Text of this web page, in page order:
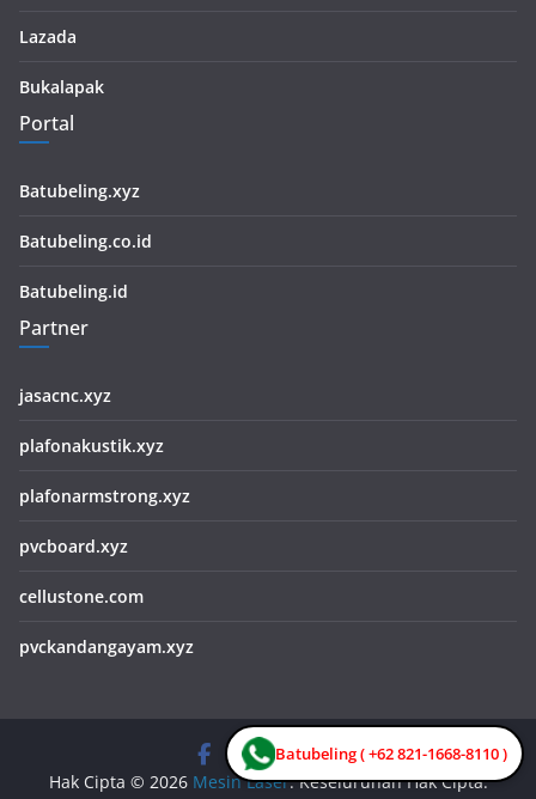
Lazada
Bukalapak
Portal
Batubeling.xyz
Batubeling.co.id
Batubeling.id
Partner
jasacnc.xyz
plafonakustik.xyz
plafonarmstrong.xyz
pvcboard.xyz
cellustone.com
pvckandangayam.xyz
Hak Cipta © 2026 Mesin Laser. Keseluruhan Hak Cipta.
Batubeling ( +62 821-1668-8110 )